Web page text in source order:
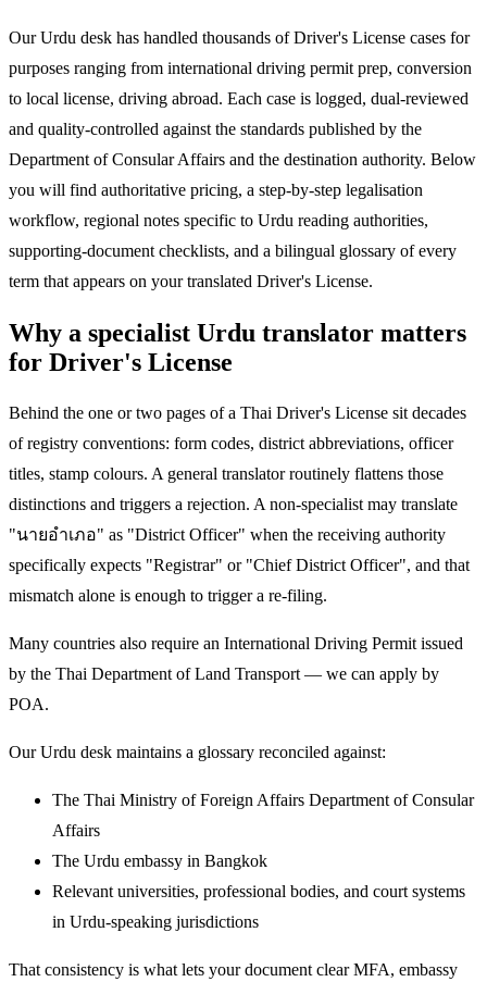
Our Urdu desk has handled thousands of Driver's License cases for
purposes ranging from international driving permit prep, conversion
to local license, driving abroad. Each case is logged, dual-reviewed
and quality-controlled against the standards published by the
Department of Consular Affairs and the destination authority. Below
you will find authoritative pricing, a step-by-step legalisation
workflow, regional notes specific to Urdu reading authorities,
supporting-document checklists, and a bilingual glossary of every
term that appears on your translated Driver's License.
Why a specialist Urdu translator matters
for Driver's License
Behind the one or two pages of a Thai Driver's License sit decades
of registry conventions: form codes, district abbreviations, officer
titles, stamp colours. A general translator routinely flattens those
distinctions and triggers a rejection. A non-specialist may translate
"นายอำเภอ" as "District Officer" when the receiving authority
specifically expects "Registrar" or "Chief District Officer", and that
mismatch alone is enough to trigger a re-filing.
Many countries also require an International Driving Permit issued
by the Thai Department of Land Transport — we can apply by
POA.
Our Urdu desk maintains a glossary reconciled against:
The Thai Ministry of Foreign Affairs Department of Consular
Affairs
The Urdu embassy in Bangkok
Relevant universities, professional bodies, and court systems
in Urdu-speaking jurisdictions
That consistency is what lets your document clear MFA, embassy